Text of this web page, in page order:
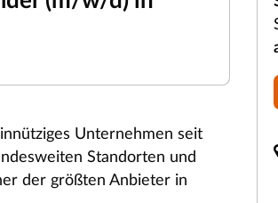
Unternehmen seit
Standorten und
der größten Anbieter in